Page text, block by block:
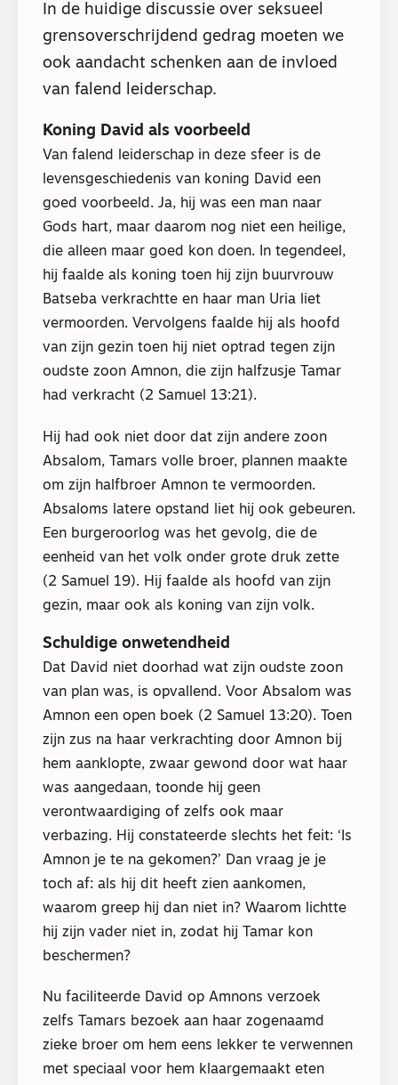
In de huidige discussie over seksueel
grensoverschrijdend gedrag moeten we
ook aandacht schenken aan de invloed
van falend leiderschap.
Koning David als voorbeeld
Van falend leiderschap in deze sfeer is de
levensgeschiedenis van koning David een
goed voorbeeld. Ja, hij was een man naar
Gods hart, maar daarom nog niet een heilige,
die alleen maar goed kon doen. In tegendeel,
hij faalde als koning toen hij zijn buurvrouw
Batseba verkrachtte en haar man Uria liet
vermoorden. Vervolgens faalde hij als hoofd
van zijn gezin toen hij niet optrad tegen zijn
oudste zoon Amnon, die zijn halfzusje Tamar
had verkracht (2 Samuel 13:21).
Hij had ook niet door dat zijn andere zoon
Absalom, Tamars volle broer, plannen maakte
om zijn halfbroer Amnon te vermoorden.
Absaloms latere opstand liet hij ook gebeuren.
Een burgeroorlog was het gevolg, die de
eenheid van het volk onder grote druk zette
(2 Samuel 19). Hij faalde als hoofd van zijn
gezin, maar ook als koning van zijn volk.
Schuldige onwetendheid
Dat David niet doorhad wat zijn oudste zoon
van plan was, is opvallend. Voor Absalom was
Amnon een open boek (2 Samuel 13:20). Toen
zijn zus na haar verkrachting door Amnon bij
hem aanklopte, zwaar gewond door wat haar
was aangedaan, toonde hij geen
verontwaardiging of zelfs ook maar
verbazing. Hij constateerde slechts het feit: ‘Is
Amnon je te na gekomen?’ Dan vraag je je
toch af: als hij dit heeft zien aankomen,
waarom greep hij dan niet in? Waarom lichtte
hij zijn vader niet in, zodat hij Tamar kon
beschermen?
Nu faciliteerde David op Amnons verzoek
zelfs Tamars bezoek aan haar zogenaamd
zieke broer om hem eens lekker te verwennen
met speciaal voor hem klaargemaakt eten